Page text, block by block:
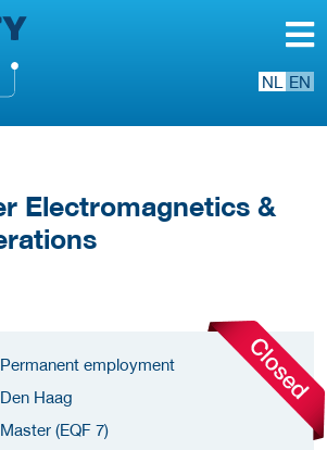
NL EN
Electromagnetics &
Permanent employment
Den Haag
Master (EQF 7)